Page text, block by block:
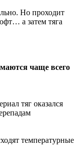
Но проходит
а затем тяга
чаще всего
тяг оказался
температурные